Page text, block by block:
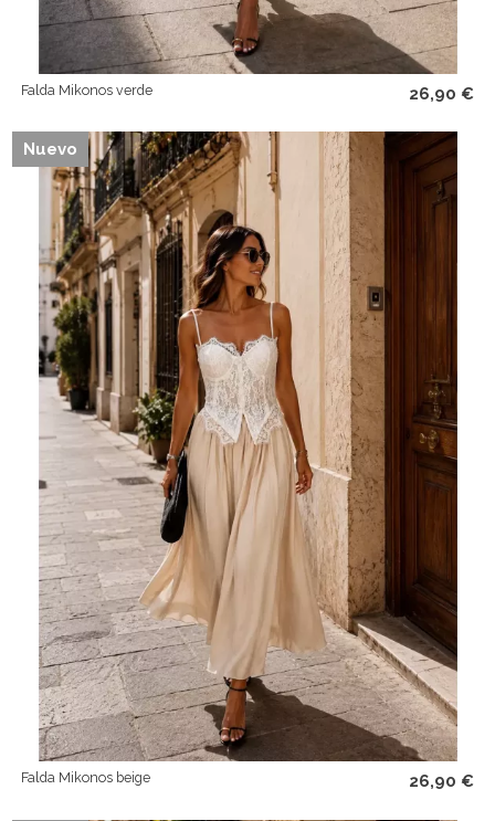
Falda Mikonos verde 26,90 €
Nuevo
Falda Mikonos beige 26,90 €